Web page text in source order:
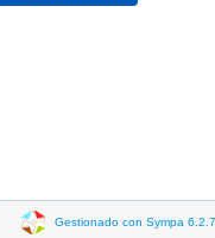
Gestionado con Sympa